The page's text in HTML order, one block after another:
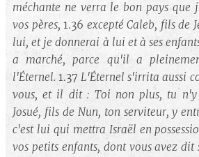
méchante ne verra le bon pays
vos pères, 1.36 excepté Caleb, fils de
lui, et je donnerai à lui et à ses
a marché, parce qu'il a
l'Éternel. 1.37L'Éternel s'irrita aussi
vous, et il dit : Toi non plus, tu n'y
Josué, fils de Nun, ton serviteur, y
c'est lui qui mettra Israël en
vos petits enfants, dont vous avez